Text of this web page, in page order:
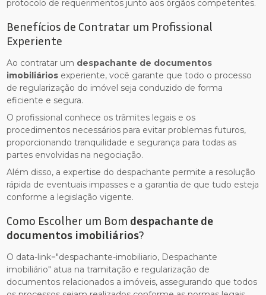
protocolo de requerimentos junto aos órgãos competentes.
Benefícios de Contratar um Profissional
Experiente
Ao contratar um despachante de documentos
imobiliários experiente, você garante que todo o processo
de regularização do imóvel seja conduzido de forma
eficiente e segura.
O profissional conhece os trâmites legais e os
procedimentos necessários para evitar problemas futuros,
proporcionando tranquilidade e segurança para todas as
partes envolvidas na negociação.
Além disso, a expertise do despachante permite a resolução
rápida de eventuais impasses e a garantia de que tudo esteja
conforme a legislação vigente.
Como Escolher um Bom despachante de
documentos imobiliários?
O data-link="despachante-imobiliario, Despachante
imobiliário" atua na tramitação e regularização de
documentos relacionados a imóveis, assegurando que todos